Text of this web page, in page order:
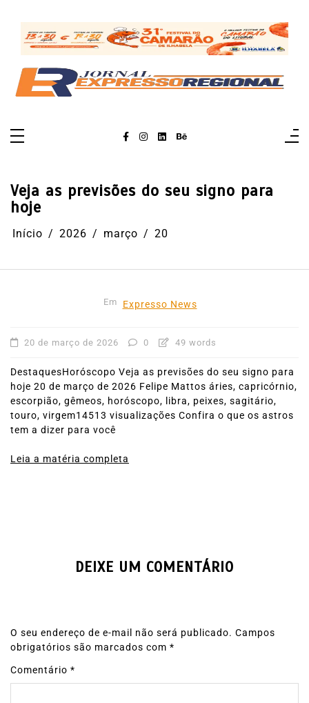
conteúdo
Veja as previsões do seu signo para
hoje
Início 2026 março 20
Em Expresso News
20 de março de 2026 0 49 words
DestaquesHoróscopo Veja as previsões do seu signo para
hoje 20 de março de 2026 Felipe Mattos áries, capricórnio,
escorpião, gêmeos, horóscopo, libra, peixes, sagitário,
touro, virgem14513 visualizações Confira o que os astros
tem a dizer para você
Leia a matéria completa
DEIXE UM COMENTÁRIO
O seu endereço de e-mail não será publicado. Campos
obrigatórios são marcados com *
Comentário *